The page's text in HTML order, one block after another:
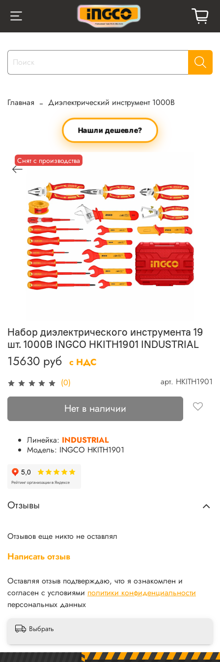
Главная Диэлектрический инструмент 1000В
Нашли дешевле?
Снят с производства
(0) арт. HKITH1901
Набор диэлектрического инструмента 19
шт. 1000В INGCO HKITH1901 INDUSTRIAL
15630 руб с НДС
Нет в наличии
Линейка: INDUSTRIAL
Модель: INGCO HKITH1901
Отзывы
Отзывов еще никто не оставлял
Написать отзыв
Оставляя отзыв подтверждаю, что я ознакомлен и
согласен с условиями политики конфиденциальности
персональных данных
Выбрать